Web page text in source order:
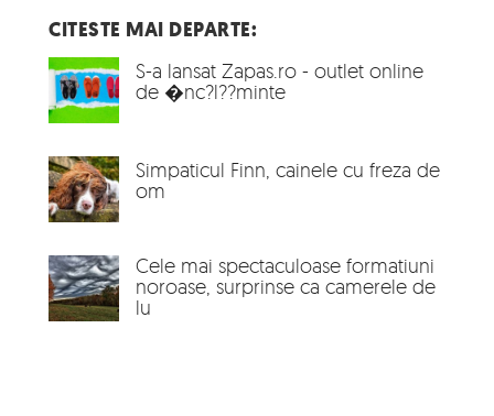
CITESTE MAI DEPARTE:
S-a lansat Zapas.ro - outlet online
de �nc?l??minte
Simpaticul Finn, cainele cu freza de
om
Cele mai spectaculoase formatiuni
noroase, surprinse ca camerele de
lu